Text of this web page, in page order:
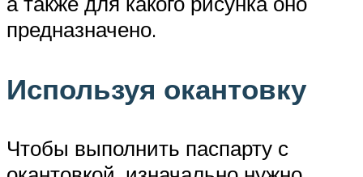
предназначено.
Используя окантовку
Чтобы выполнить паспарту с